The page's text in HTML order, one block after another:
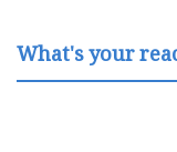
What's your